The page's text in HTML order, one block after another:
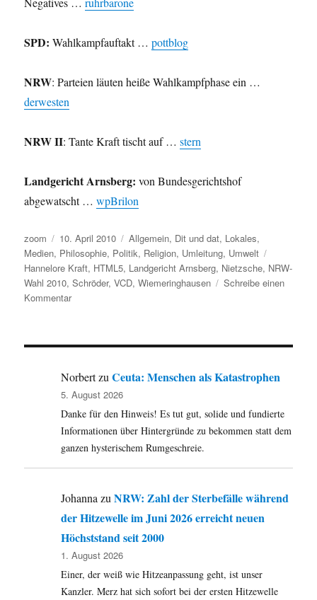
SPD:Wahlkampfauftakt …pottblog
NRW: Parteien läuten heiße Wahlkampfphase ein …
derwesten
NRW II: Tante Kraft tischt auf …stern
Landgericht Arnsberg: von Bundesgerichtshof
abgewatscht …wpBrilon
Autor
zoom
Veröffentlicht
am
10. April 2010 Kategorien
Allgemein, Dit und dat, Lokales,
Medien, Philosophie, Politik, Religion, Umleitung, Umwelt
Hannelore Kraft, HTML5, Landgericht Arnsberg, Nietzsche, NRW-
Wahl 2010,Schröder,VCD,Wiemeringhausen
Schreibe einen
Kommentarzu
HTML5,
Kalle
Wixa,
Nietzsche,
Wahlkampf
und
NorbertzuCeuta: Menschen als Katastrophen
5. August 2026
Danke für den Hinweis! Es tut gut, solide und fundierte
Informationen über Hintergründe zu bekommen statt dem
ganzen hysterischem Rumgeschreie.
Johanna zuNRW: Zahl der Sterbefälle während
der Hitzewelle im Juni 2026 erreicht neuen
Höchststand seit 2000
1. August 2026
Einer, der weiß wie Hitzeanpassung geht, ist unser
Kanzler. Merz hat sich sofort bei der ersten Hitzewelle